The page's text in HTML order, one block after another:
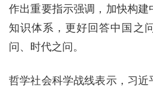
作出重要指示强调，加快构
知识体系，更好回答中国之
问、时代之问。
哲学社会科学战线表示，习